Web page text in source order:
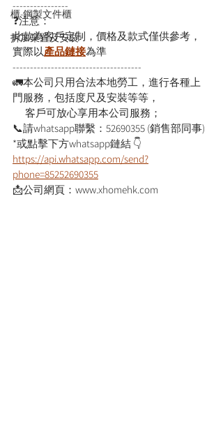
櫃-鋼製文件櫃
拆加棄置及安裝
----------------
❓注意：
此款為客戶定制，價格及款式僅供參考，
實際以產品鏈接為準
-------------------------------------
🚛本公司只用合法本地勞工，進行各種上
門服務，包括度尺及安裝等等，
客戶可放心享用本公司服務；
📞請whatsapp聯繫：52690355 (銷售部同事)
*或點擊下方whatsapp鏈結 👇
https://api.whatsapp.com/send?
phone=85252690355
📩公司網頁：www.xhomehk.com